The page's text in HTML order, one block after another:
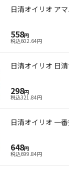
日清オイリオ ア
558円
税込602.64円
日清オイリオ 日
298円
税込321.84円
日清オイリオ 一
648円
税込699.84円